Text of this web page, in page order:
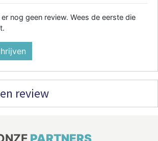
nog geen review. Wees de eerste die
review
PARTNERS